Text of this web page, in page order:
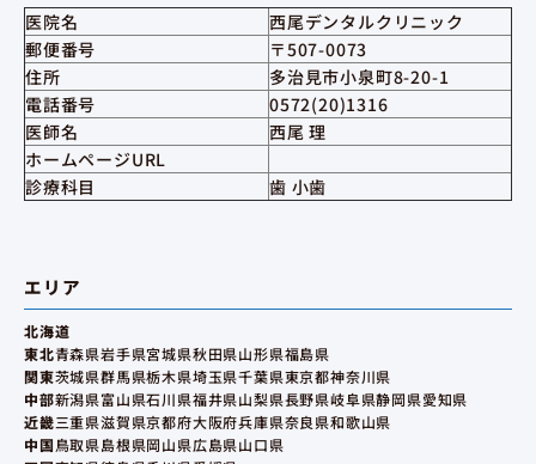
医院名
西尾デンタルクリニック
郵便番号
〒507-0073
住所
多治見市小泉町8-20-1
電話番号
0572(20)1316
医師名
西尾 理
ホームページURL
診療科目
歯 小歯
エリア
北海道
東北青森県岩手県宮城県秋田県山形県福島県
関東茨城県群馬県栃木県埼玉県千葉県東京都神奈川県
中部新潟県富山県石川県福井県山梨県長野県岐阜県静岡県愛知県
近畿三重県滋賀県京都府大阪府兵庫県奈良県和歌山県
中国鳥取県島根県岡山県広島県山口県